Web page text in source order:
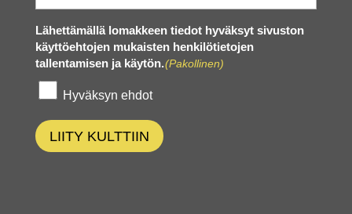
Lähettämällä lomakkeen tiedot hyväksyt sivuston
käyttöehtojen mukaisten henkilötietojen
tallentamisen ja käytön.(Pakollinen)
Hyväksyn ehdot
LIITY KULTTIIN